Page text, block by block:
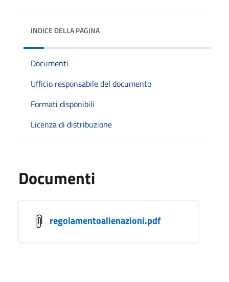
INDICE DELLA PAGINA
Documenti
Ufficio responsabile del documento
Formati disponibili
Licenza di distribuzione
Documenti
regolamentoalienazioni.pdf